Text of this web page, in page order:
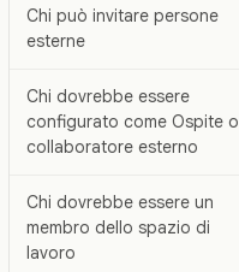
Chi può invitare persone
esterne
Chi dovrebbe essere
configurato come Ospite o
collaboratore esterno
Chi dovrebbe essere un
membro dello spazio di
lavoro